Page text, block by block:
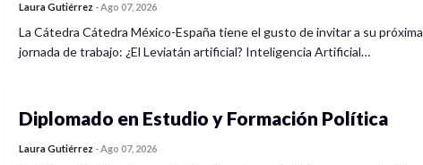
Laura Gutiérrez -Ago 07, 2026
La Cátedra Cátedra México-España tiene el gusto de invitar a su próxima
jornada de trabajo: ¿El Leviatán artificial? Inteligencia Artificial…
Diplomado en Estudio y Formación Política
Laura Gutiérrez -Ago 07, 2026